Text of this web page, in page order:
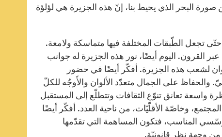
صورة البحر الذي يحيط بنا، إنّ هذه الجزيرة هي لؤلؤة
تجعل الطّبقات المختلفة فيها متماسكة ولامعة.
القرون. اليوم أيضًا، نور هذه الجزيرة له جوانب
لشعب هذه الجزيرة. أفكّر أيضًا في حضور
والحفاظ على الجمال متعدّد الألوان والأَوجُه للكلّ
واسعة تعانق تنوّع الثقافات وتتطلّع إلى المستقبل
وخاصّة الأقلّيّات، من ناحية العدد. أفكّر أيضًا
المناسب، فتكون المساهمة التي تقدّمها
وجهة نظر قانونيّة.